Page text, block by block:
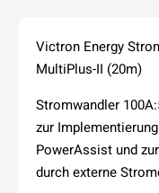
Victron Energy
MultiPlus-II (20m)
Stromwandler
zur
PowerAssist und
durch externe